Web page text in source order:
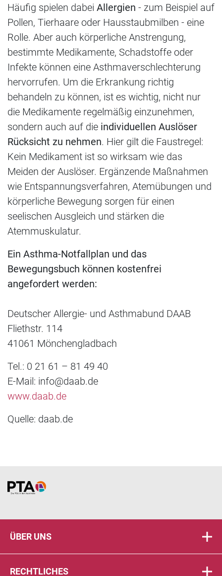
Häufig spielen dabei Allergien - zum Beispiel auf
Pollen, Tierhaare oder Hausstaubmilben - eine
Rolle. Aber auch körperliche Anstrengung,
bestimmte Medikamente, Schadstoffe oder
Infekte können eine Asthmaverschlechterung
hervorrufen. Um die Erkrankung richtig
behandeln zu können, ist es wichtig, nicht nur
die Medikamente regelmäßig einzunehmen,
sondern auch auf die individuellen Auslöser
Rücksicht zu nehmen. Hier gilt die Faustregel:
Kein Medikament ist so wirksam wie das
Meiden der Auslöser. Ergänzende Maßnahmen
wie Entspannungsverfahren, Atemübungen und
körperliche Bewegung sorgen für einen
seelischen Ausgleich und stärken die
Atemmuskulatur.
Ein Asthma-Notfallplan und das
Bewegungsbuch können kostenfrei
angefordert werden:
Deutscher Allergie- und Asthmabund DAAB
Fliethstr. 114
41061 Mönchengladbach
Tel.: 0 21 61 – 81 49 40
E-Mail: info@daab.de
www.daab.de
Quelle: daab.de
Home
ÜBER UNS
RECHTLICHES